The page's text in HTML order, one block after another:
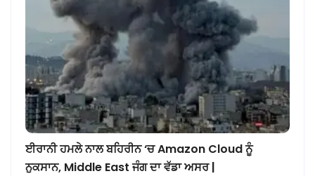
ਈਰਾਨੀ ਹਮਲੇ ਨਾਲ ਬਹਿਰੀਨ ‘ਚ Amazon Cloud ਨੂੰ
ਨੁਕਸਾਨ, Middle East ਜੰਗ ਦਾ ਵੱਡਾ ਅਸਰ |